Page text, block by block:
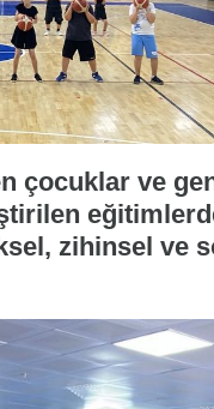
çocuklar ve
zihinsel ve